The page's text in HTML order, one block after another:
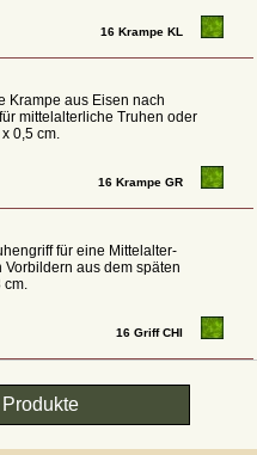
16 Krampe KL
Krampe aus Eisen nach
mittelalterliche Truhen oder
0,5 cm.
16 Krampe GR
für eine Mittelalter-
aus dem späten
cm.
16 Griff CHI